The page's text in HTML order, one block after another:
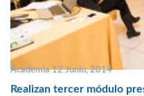
Academia 12 Junio, 2014
Realizan tercer módulo